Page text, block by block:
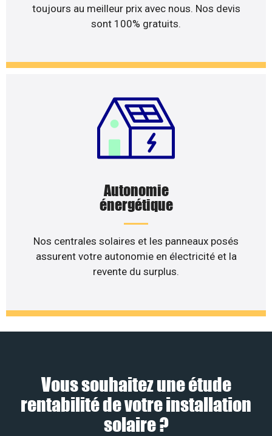
toujours au meilleur prix avec nous. Nos devis
sont 100% gratuits.
Autonomie
énergétique
Nos centrales solaires et les panneaux posés
assurent votre autonomie en électricité et la
revente du surplus.
Vous souhaitez une étude
rentabilité de votre installation
solaire ?